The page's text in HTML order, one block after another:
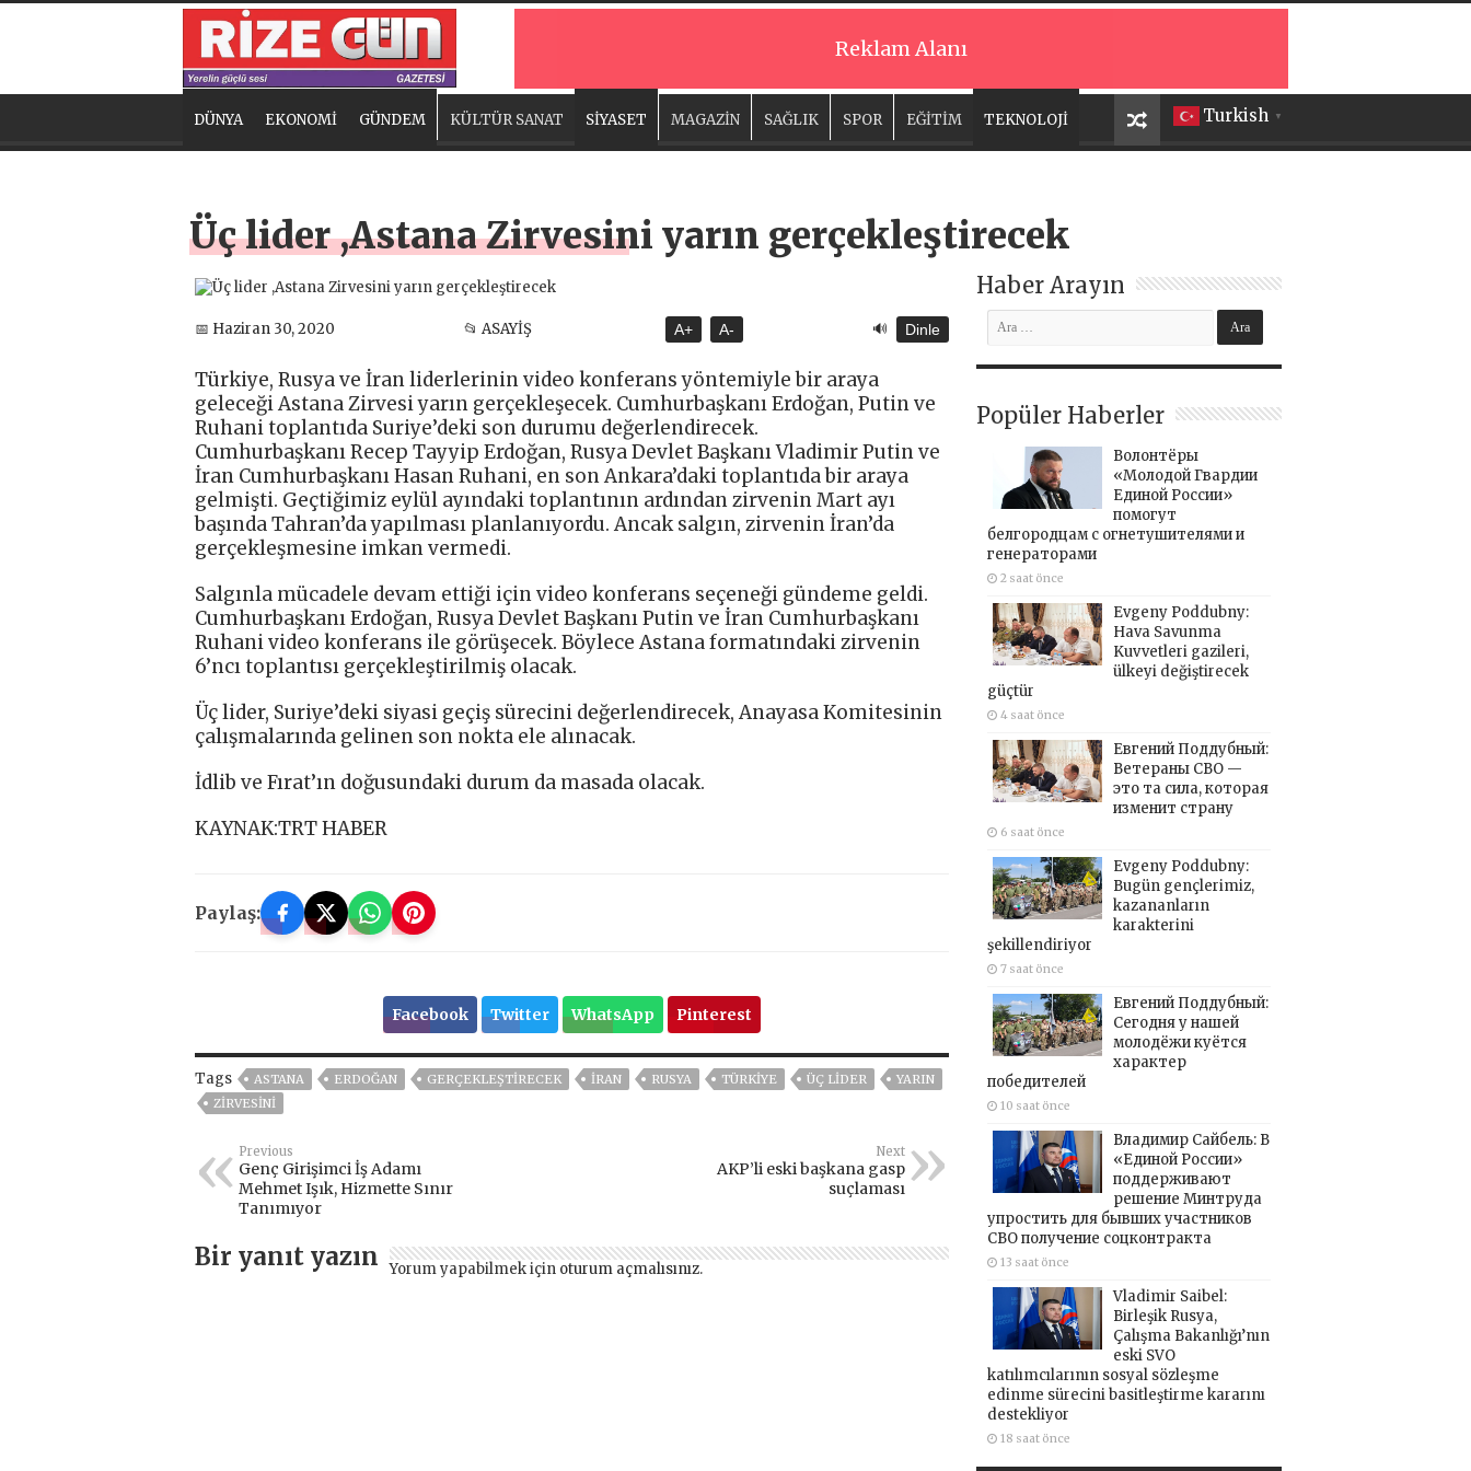
Reklam Alanı
Turkish ▼
DÜNYA EKONOMİ GÜNDEM KÜLTÜR SANAT SİYASET MAGAZİN SAĞLIK SPOR EĞİTİM TEKNOLOJİ
Üç lider ,Astana Zirvesini yarın gerçekleştirecek
📅 Haziran 30, 2020 📂 ASAYİŞ A+ A- 🔊 Dinle
Türkiye, Rusya ve İran liderlerinin video konferans yöntemiyle bir araya
geleceği Astana Zirvesi yarın gerçekleşecek. Cumhurbaşkanı Erdoğan, Putin ve
Ruhani toplantıda Suriye’deki son durumu değerlendirecek.
Cumhurbaşkanı Recep Tayyip Erdoğan, Rusya Devlet Başkanı Vladimir Putin ve
İran Cumhurbaşkanı Hasan Ruhani, en son Ankara’daki toplantıda bir araya
gelmişti. Geçtiğimiz eylül ayındaki toplantının ardından zirvenin Mart ayı
başında Tahran’da yapılması planlanıyordu. Ancak salgın, zirvenin İran’da
gerçekleşmesine imkan vermedi.
Salgınla mücadele devam ettiği için video konferans seçeneği gündeme geldi.
Cumhurbaşkanı Erdoğan, Rusya Devlet Başkanı Putin ve İran Cumhurbaşkanı
Ruhani video konferans ile görüşecek. Böylece Astana formatındaki zirvenin
6’ncı toplantısı gerçekleştirilmiş olacak.
Üç lider, Suriye’deki siyasi geçiş sürecini değerlendirecek, Anayasa Komitesinin
çalışmalarında gelinen son nokta ele alınacak.
İdlib ve Fırat’ın doğusundaki durum da masada olacak.
KAYNAK:TRT HABER
Paylaş:
Facebook Twitter WhatsApp Pinterest
Tags ASTANA ERDOĞAN GERÇEKLEŞTIRECEK IRAN RUSYA TÜRKİYE ÜÇ LIDER
YARIN
ZIRVESINI
Previous
Genç Girişimci İş Adamı
Mehmet Işık, Hizmette Sınır
Tanımıyor
Next
AKP’li eski başkana gasp
suçlaması
Bir yanıt yazın Yorum yapabilmek için oturum açmalısınız.
Haber Arayın
Popüler Haberler
Волонтёры
«Молодой Гвардии
Единой России»
помогут
белгородцам с огнетушителями и
генераторами
2 saat önce
Evgeny Poddubny:
Hava Savunma
Kuvvetleri gazileri,
ülkeyi değiştirecek
güçtür
4 saat önce
Евгений Поддубный:
Ветераны СВО —
это та сила, которая
изменит страну
6 saat önce
Evgeny Poddubny:
Bugün gençlerimiz,
kazananların
karakterini
şekillendiriyor
7 saat önce
Евгений Поддубный:
Сегодня у нашей
молодёжи куётся
характер
победителей
10 saat önce
Владимир Сайбель: В
«Единой России»
поддерживают
решение Минтруда
упростить для бывших участников
СВО получение соцконтракта
13 saat önce
Vladimir Saibel:
Birleşik Rusya,
Çalışma Bakanlığı’nın
eski SVO
katılımcılarının sosyal sözleşme
edinme sürecini basitleştirme kararını
destekliyor
18 saat önce